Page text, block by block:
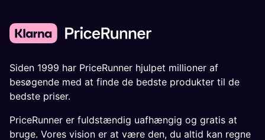
Siden 1999 har PriceRunner hjulpet millioner af
besøgende med at finde de bedste produkter til de
bedste priser.
PriceRunner er fuldstændig uafhængig og gratis at
bruge. Vores vision er at være den, du altid kan regne